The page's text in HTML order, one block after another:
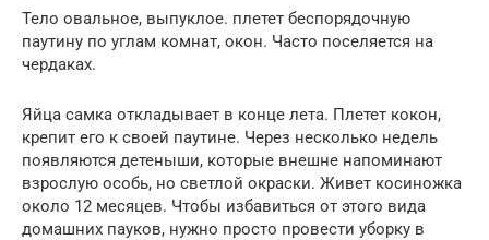
Тело овальное, выпуклое. плетет беспорядочную
паутину по углам комнат, окон. Часто поселяется на
чердаках.
Яйца самка откладывает в конце лета. Плетет кокон,
крепит его к своей паутине. Через несколько недель
появляются детеныши, которые внешне напоминают
взрослую особь, но светлой окраски. Живет косиножка
около 12 месяцев. Чтобы избавиться от этого вида
домашних пауков, нужно просто провести уборку в